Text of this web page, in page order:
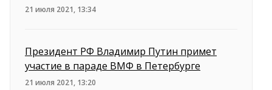
21 июля 2021, 13:34
Президент РФ Владимир Путин примет
участие в параде ВМФ в Петербурге
21 июля 2021, 13:20